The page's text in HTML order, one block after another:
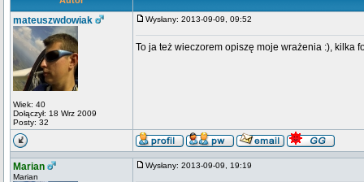
mateuszwdowiak
Wiek: 40
Dołączył: 18 Wrz 2009
Posty: 32
Wysłany: 2013-09-09, 09:52
To ja też wieczorem opiszę moje wrażenia :), kilka
Marian
Marian
Wysłany: 2013-09-09, 19:19